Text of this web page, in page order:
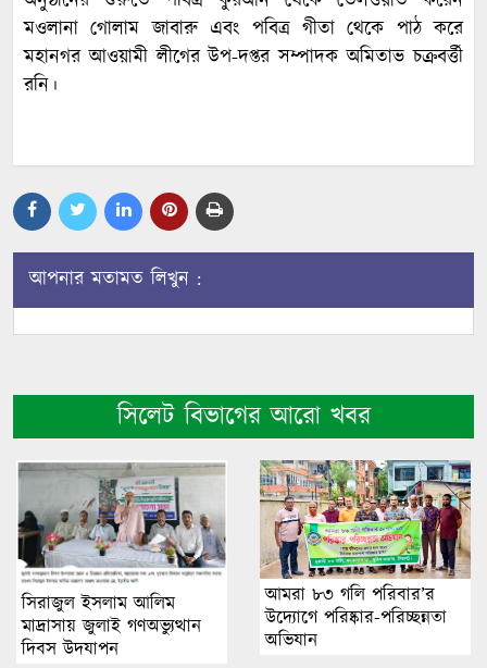
মওলানা গোলাম জাবারু এবং পবিত্র গীতা থেকে পাঠ করে
মহানগর আওয়ামী লীগের উপ-দপ্তর সম্পাদক অমিতাভ চক্রবর্ত্তী
রনি।
আপনার মতামত লিখুন :
সিলেট বিভাগের আরো খবর
সিরাজুল ইসলাম আলিম
মাদ্রাসায় জুলাই গণঅভ্যুত্থান
দিবস উদযাপন
আমরা ৮৩ গলি পরিবার’র
উদ্যোগে পরিষ্কার-পরিচ্ছন্নতা
অভিযান